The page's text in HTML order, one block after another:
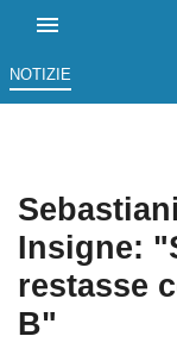
NOTIZIE
Insigne:
restasse
B"